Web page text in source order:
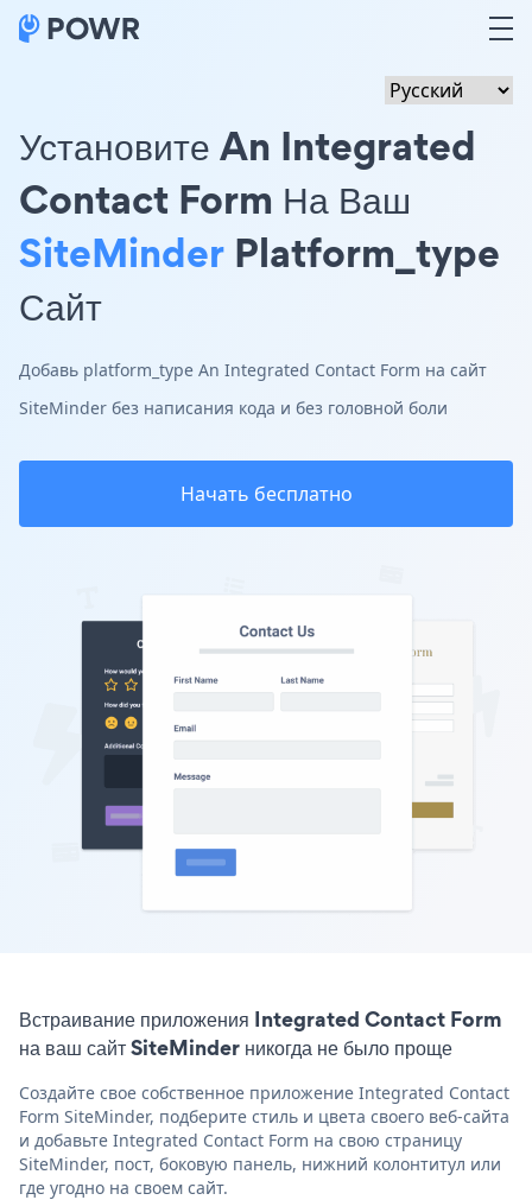
Установите An Integrated
Contact Form На Ваш
SiteMinder Platform_type
Сайт
Добавь platform_type An Integrated Contact Form на сайт
SiteMinder без написания кода и без головной боли
Начать бесплатно
Встраивание приложения Integrated Contact Form
на ваш сайт SiteMinder никогда не было проще
Создайте свое собственное приложение Integrated Contact
Form SiteMinder, подберите стиль и цвета своего веб-сайта
и добавьте Integrated Contact Form на свою страницу
SiteMinder, пост, боковую панель, нижний колонтитул или
где угодно на своем сайт.